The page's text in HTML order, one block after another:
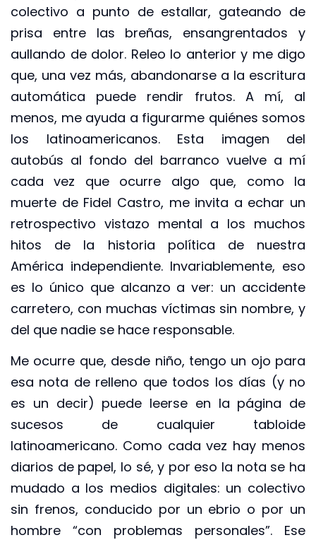
colectivo a punto de estallar, gateando de
prisa entre las breñas, ensangrentados y
aullando de dolor. Releo lo anterior y me digo
que, una vez más, abandonarse a la escritura
automática puede rendir frutos. A mí, al
menos, me ayuda a figurarme quiénes somos
los latinoamericanos. Esta imagen del
autobús al fondo del barranco vuelve a mí
cada vez que ocurre algo que, como la
muerte de Fidel Castro, me invita a echar un
retrospectivo vistazo mental a los muchos
hitos de la historia política de nuestra
América independiente. Invariablemente, eso
es lo único que alcanzo a ver: un accidente
carretero, con muchas víctimas sin nombre, y
del que nadie se hace responsable.
Me ocurre que, desde niño, tengo un ojo para
esa nota de relleno que todos los días (y no
es un decir) puede leerse en la página de
sucesos de cualquier tabloide
latinoamericano. Como cada vez hay menos
diarios de papel, lo sé, y por eso la nota se ha
mudado a los medios digitales: un colectivo
sin frenos, conducido por un ebrio o por un
hombre “con problemas personales”. Ese